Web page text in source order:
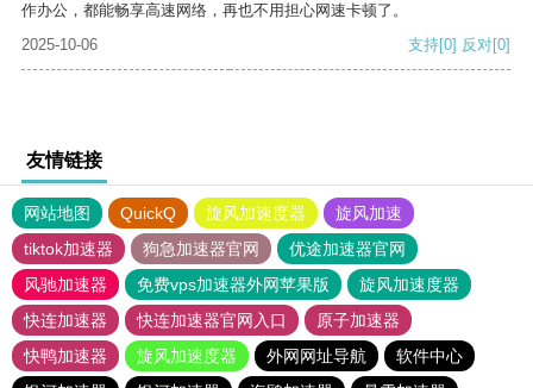
作办公，都能畅享高速网络，再也不用担心网速卡顿了。
2025-10-06
支持[0] 反对[0]
友情链接
网站地图 QuickQ 旋风加速度器
旋风加速
tiktok加速器
狗急加速器官网
优途加速器官网
风驰加速器
免费vps加速器外网苹果版
旋风加速度器
快连加速器
快连加速器官网入口
原子加速器
快鸭加速器
旋风加速度器 外网网址导航
软件中心